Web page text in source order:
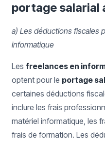
portage salarial
a) Les déductions fiscales
informatique
Les freelances en
optent pour le portage
certaines déductions
inclure les frais
matériel informatique, les
frais de formation. Les